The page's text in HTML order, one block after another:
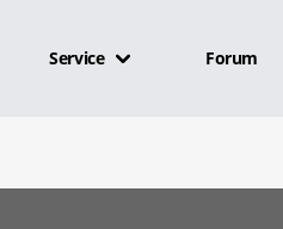
Service Forum